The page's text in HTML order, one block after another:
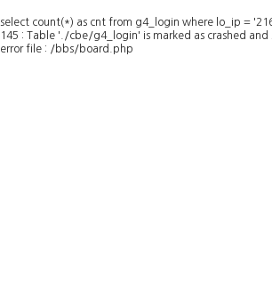
select count(*) as cnt from g4_login where lo_ip =
145 : Table './cbe/g4_login' is marked as crashed and
error file : /bbs/board.php